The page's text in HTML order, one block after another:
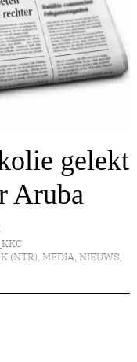
gelekt
Aruba
(NTR), MEDIA, NIEUWS,